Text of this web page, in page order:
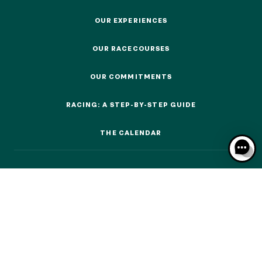
OUR EXPERIENCES
OUR RACECOURSES
OUR COMMITMENTS
RACING: A STEP-BY-STEP GUIDE
THE CALENDAR